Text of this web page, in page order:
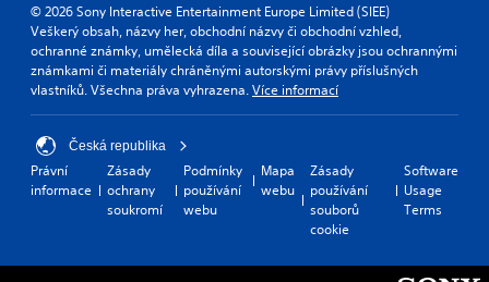
© 2026 Sony Interactive Entertainment Europe Limited (SIEE)
Veškerý obsah, názvy her, obchodní názvy či obchodní vzhled,
ochranné známky, umělecká díla a související obrázky jsou ochrannými
známkami či materiály chráněnými autorskými právy příslušných
vlastníků. Všechna práva vyhrazena.Více informací
Česká republika
Právní
informace
Zásady
ochrany
soukromí
Podmínky
používání
webu
Mapa
webu
Zásady
používání
souborů
cookie
Software
Usage
Terms